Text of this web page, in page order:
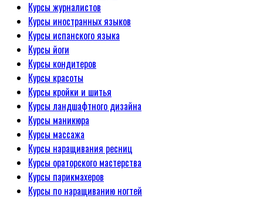
Курсы журналистов
Курсы иностранных языков
Курсы испанского языка
Курсы йоги
Курсы кондитеров
Курсы красоты
Курсы кройки и шитья
Курсы ландшафтного дизайна
Курсы маникюра
Курсы массажа
Курсы наращивания ресниц
Курсы ораторского мастерства
Курсы парикмахеров
Курсы по наращиванию ногтей